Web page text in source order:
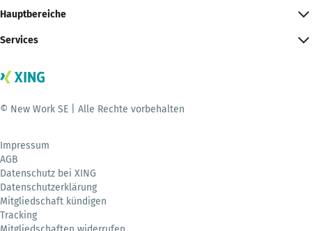
Hauptbereiche
Services
© New Work SE | Alle Rechte vorbehalten
Impressum
AGB
Datenschutz bei XING
Datenschutzerklärung
Mitgliedschaft kündigen
Tracking